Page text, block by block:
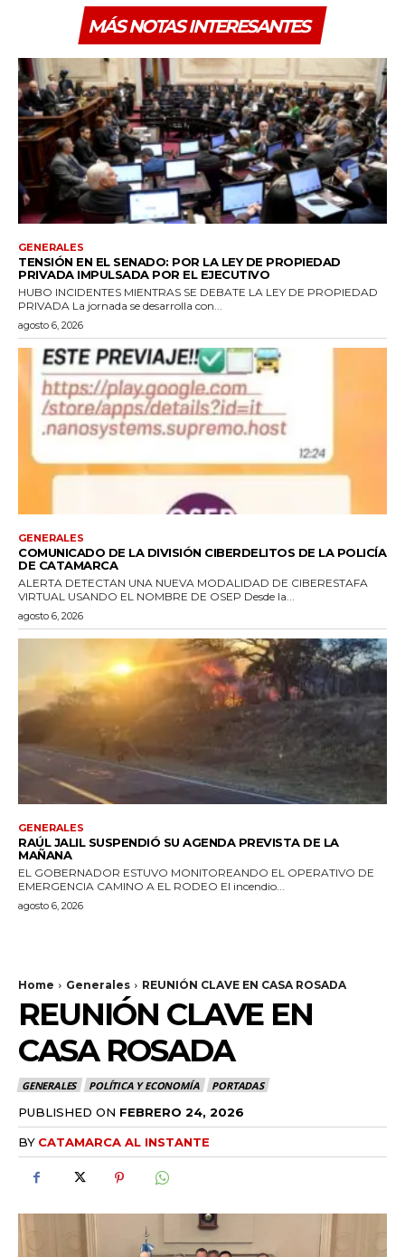
MÁS NOTAS INTERESANTES
GENERALES
TENSIÓN EN EL SENADO: POR LA LEY DE PROPIEDAD
PRIVADA IMPULSADA POR EL EJECUTIVO
HUBO INCIDENTES MIENTRAS SE DEBATE LA LEY DE PROPIEDAD
PRIVADA La jornada se desarrolla con...
agosto 6, 2026
GENERALES
COMUNICADO DE LA DIVISIÓN CIBERDELITOS DE LA POLICÍA
DE CATAMARCA
ALERTA DETECTAN UNA NUEVA MODALIDAD DE CIBERESTAFA
VIRTUAL USANDO EL NOMBRE DE OSEP Desde la...
agosto 6, 2026
GENERALES
RAÚL JALIL SUSPENDIÓ SU AGENDA PREVISTA DE LA
MAÑANA
EL GOBERNADOR ESTUVO MONITOREANDO EL OPERATIVO DE
EMERGENCIA CAMINO A EL RODEO El incendio...
agosto 6, 2026